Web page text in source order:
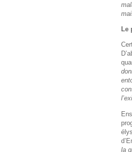
Le
la